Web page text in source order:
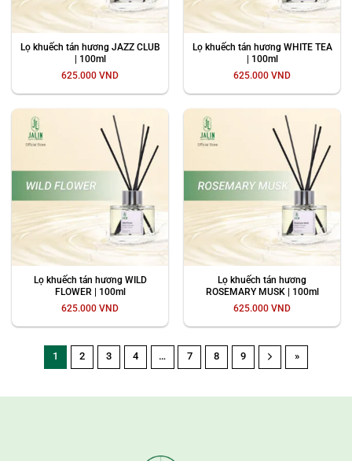
Lọ khuếch tán hương JAZZ CLUB
| 100ml
625.000 VND
Lọ khuếch tán hương WHITE TEA
| 100ml
625.000 VND
Lọ khuếch tán hương WILD
FLOWER | 100ml
625.000 VND
Lọ khuếch tán hương
ROSEMARY MUSK | 100ml
625.000 VND
1 2 3 4 … 7 8 9 »